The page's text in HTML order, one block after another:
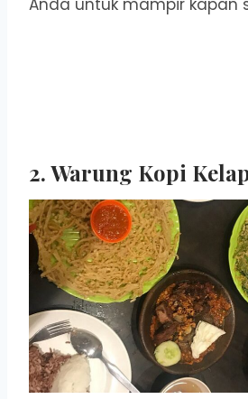
Anda untuk mampir kapan
2. Warung Kopi